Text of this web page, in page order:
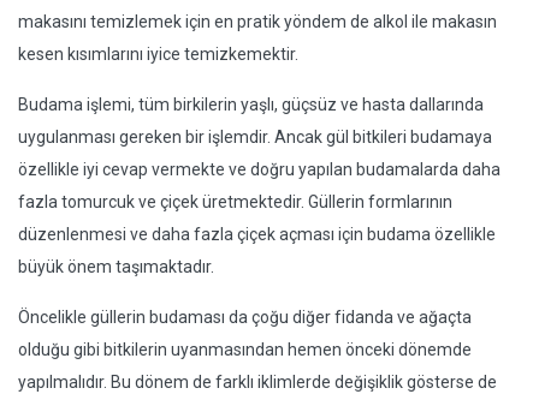
makasını temizlemek için en pratik yöndem de alkol ile makasın
kesen kısımlarını iyice temizkemektir.
Budama işlemi, tüm birkilerin yaşlı, güçsüz ve hasta dallarında
uygulanması gereken bir işlemdir. Ancak gül bitkileri budamaya
özellikle iyi cevap vermekte ve doğru yapılan budamalarda daha
fazla tomurcuk ve çiçek üretmektedir. Güllerin formlarının
düzenlenmesi ve daha fazla çiçek açması için budama özellikle
büyük önem taşımaktadır.
Öncelikle güllerin budaması da çoğu diğer fidanda ve ağaçta
olduğu gibi bitkilerin uyanmasından hemen önceki dönemde
yapılmalıdır. Bu dönem de farklı iklimlerde değişiklik gösterse de